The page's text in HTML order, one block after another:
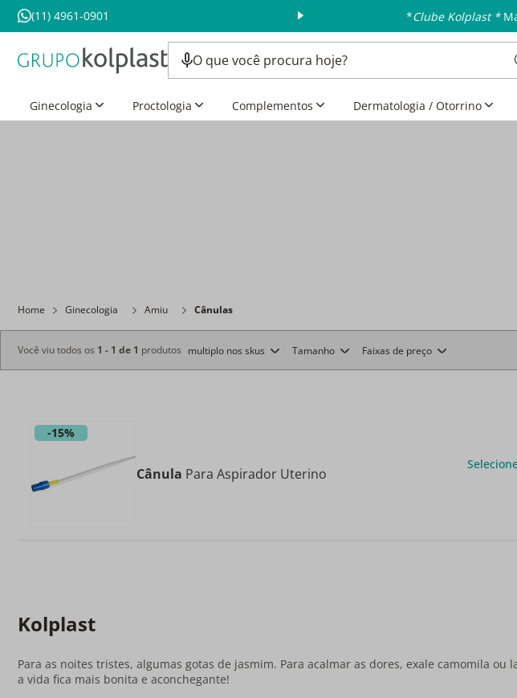
(11) 4961-0901 *Clube Kolplast *
Ginecologia Proctologia Complementos Dermatologia / Otorrino
Home Ginecologia Amiu Cânulas
Você viu todos os 1 - 1 de 1 produtos multiplo nos skus Tamanho Faixas de preço
-15%
Cânula Para Aspirador Uterino
Kolplast
Para as noites tristes, algumas gotas de jasmim. Para acalmar as dores, exale camomila
a vida fica mais bonita e aconchegante!